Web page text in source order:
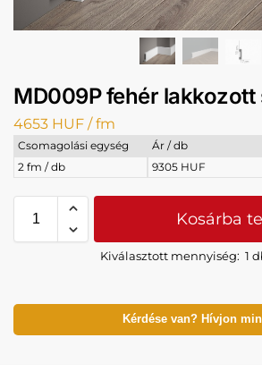
MD009P fehér lakkozott
4653 HUF / fm
Csomagolási egység
Ár / db
2 fm / db
9305 HUF
Kosárba
Kiválasztott mennyiség: 1
Kérdése van? Hívjon